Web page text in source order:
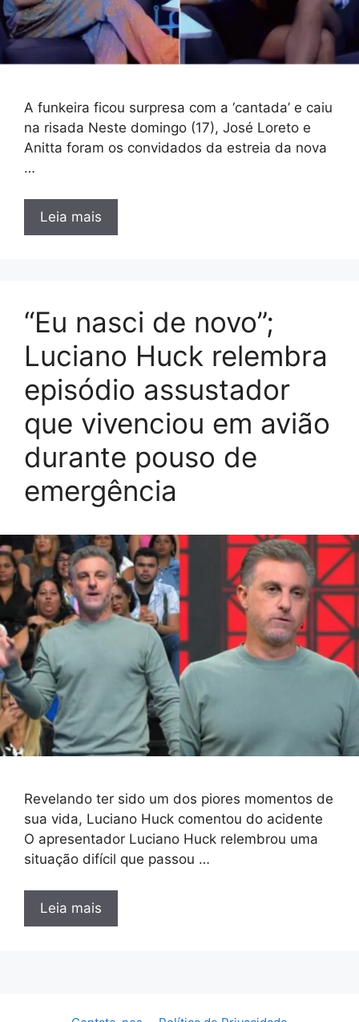
A funkeira ficou surpresa com a ‘cantada’ e caiu
na risada Neste domingo (17), José Loreto e
Anitta foram os convidados da estreia da nova
…
Leia mais
“Eu nasci de novo”;
Luciano Huck relembra
episódio assustador
que vivenciou em avião
durante pouso de
emergência
Revelando ter sido um dos piores momentos de
sua vida, Luciano Huck comentou do acidente
O apresentador Luciano Huck relembrou uma
situação difícil que passou …
Leia mais